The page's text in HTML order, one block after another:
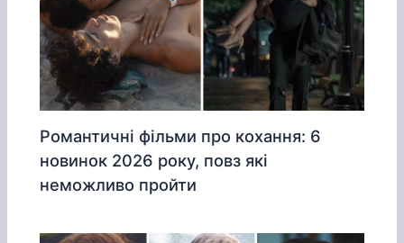
Романтичні фільми про кохання: 6
новинок 2026 року, повз які
неможливо пройти